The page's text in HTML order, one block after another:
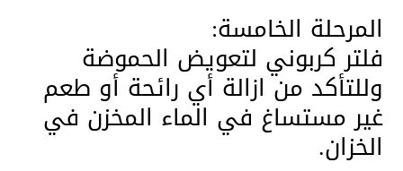
المرحلة الخامسة:
فلتر كربوني لتعويض الحموضة
وللتأكد من ازالة أي رائحة أو طعم
غير مستساغ في الماء المخزن في
الخزان.